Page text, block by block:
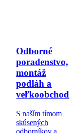
Odborné
poradenstvo,
montáž
podláh a
veľkoobchod
S naším tímom
skúsených